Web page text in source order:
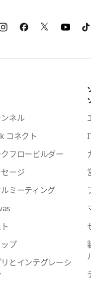
ネル
コネクト
フロービルダー
ージ
ミーティング
プ
とインテグレーシ